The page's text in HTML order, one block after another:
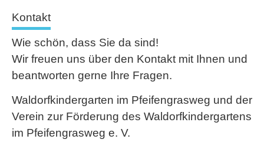
Kontakt
Wie schön, dass Sie da sind!
Wir freuen uns über den Kontakt mit Ihnen und
beantworten gerne Ihre Fragen.
Waldorfkindergarten im Pfeifengrasweg und der
Verein zur Förderung des Waldorfkindergartens
im Pfeifengrasweg e. V.